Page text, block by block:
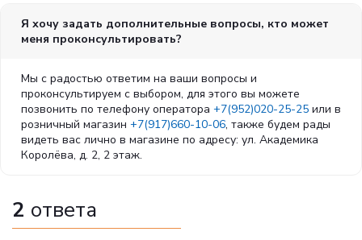
Я хочу задать дополнительные вопросы, кто может
меня проконсультировать?
Мы с радостью ответим на ваши вопросы и
проконсультируем с выбором, для этого вы можете
позвонить по телефону оператора +7(952)020-25-25 или в
розничный магазин +7(917)660-10-06, также будем рады
видеть вас лично в магазине по адресу: ул. Академика
Королёва, д. 2, 2 этаж.
2 ответа